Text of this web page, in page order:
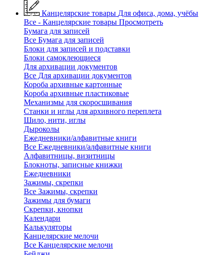
Канцелярские товары Для офиса, дома, учёбы
Все - Канцелярские товары Просмотреть
Бумага для записей
Все Бумага для записей
Блоки для записей и подставки
Блоки самоклеющиеся
Для архивации документов
Все Для архивации документов
Короба архивные картонные
Короба архивные пластиковые
Механизмы для скоросшивания
Станки и иглы для архивного переплета
Шило, нити, иглы
Дыроколы
Ежедневники/алфавитные книги
Все Ежедневники/алфавитные книги
Алфавитницы, визитницы
Блокноты, записные книжки
Ежедневники
Зажимы, скрепки
Все Зажимы, скрепки
Зажимы для бумаги
Скрепки, кнопки
Календари
Калькуляторы
Канцелярские мелочи
Все Канцелярские мелочи